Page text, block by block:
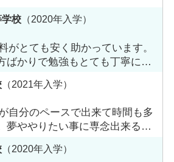
校 （2020年入学）
がとても安く助かっています。
ばかりで勉強もとても丁寧に教
（2021年入学）
自分のペースで出来て時間も多
夢ややりたい事に専念出来る点
。
（2020年入学）